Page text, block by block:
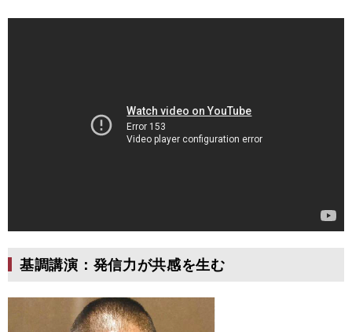
基調講演：発信力が共感を生む